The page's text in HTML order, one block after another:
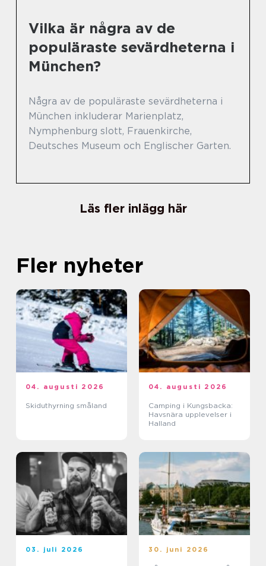
Vilka är några av de
populäraste sevärdheterna i
München?
Några av de populäraste sevärdheterna i
München inkluderar Marienplatz,
Nymphenburg slott, Frauenkirche,
Deutsches Museum och Englischer Garten.
Läs fler inlägg här
Fler nyheter
04. augusti 2026
Skiduthyrning småland
04. augusti 2026
Camping i Kungsbacka:
Havsnära upplevelser i
Halland
03. juli 2026 30. juni 2026